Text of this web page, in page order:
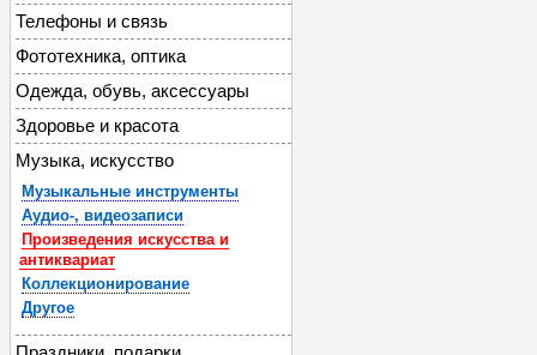
Телефоны и связь
Фототехника, оптика
Одежда, обувь, аксессуары
Здоровье и красота
Музыка, искусство
Музыкальные инструменты
Аудио-, видеозаписи
Произведения искусства и
антиквариат
Коллекционирование
Другое